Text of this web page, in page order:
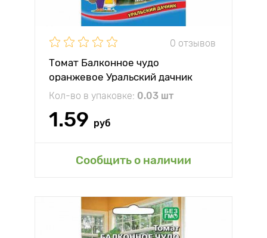
0 отзывов
Томат Балконное чудо
оранжевое Уральский дачник
Кол-во в упаковке: 0.03 шт
1.59 руб
Сообщить о наличии